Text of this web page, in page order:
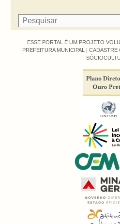
ESSE PORTAL É UM PROJETO
PREFEITURA MUNICIPAL | CADASTRE